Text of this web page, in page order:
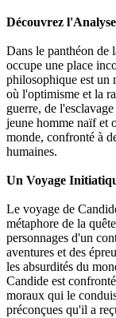
Découvrez
Dans le panthéon de
occupe une place
philosophique est un
où l'optimisme et la
guerre, de
jeune homme naïf et
monde, confronté à
humaines.
Un Voyage
Le voyage de
métaphore de la
personnages d'un
aventures et des
les absurdités du
Candide est
moraux qui le
préconçues qu'il a